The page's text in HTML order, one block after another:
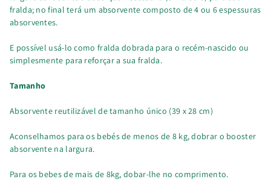
fralda; no final terá um absorvente composto de 4 ou 6 espessuras
absorventes.
E possível usá-lo como fralda dobrada para o recém-nascido ou
simplesmente para reforçar a sua fralda.
Tamanho
Absorvente reutilizável de tamanho único (39 x 28 cm)
Aconselhamos para os bebés de menos de 8 kg, dobrar o booster
absorvente na largura.
Para os bebes de mais de 8kg, dobar-lhe no comprimento.